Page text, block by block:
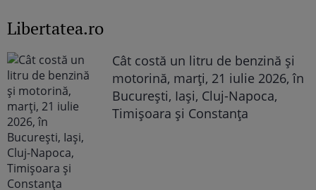
Libertatea.ro
Cât costă un litru de benzină și
motorină, marți, 21 iulie 2026, în
București, Iași, Cluj-Napoca,
Timișoara și Constanța